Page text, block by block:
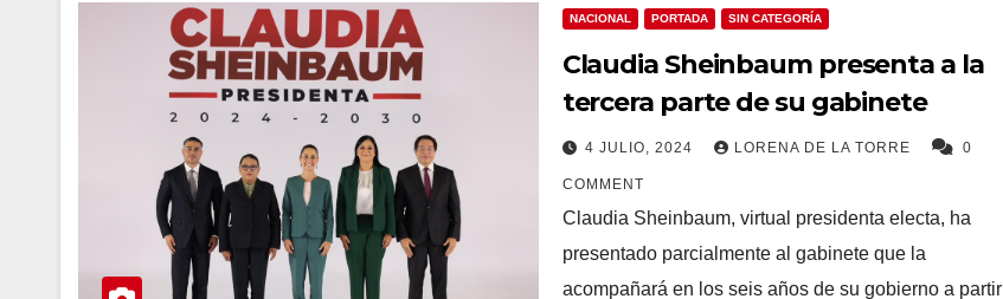
NACIONAL PORTADA SIN CATEGORÍA
Claudia Sheinbaum presenta a la
tercera parte de su gabinete
4 JULIO, 2024 LORENA DE LA TORRE 0
COMMENT
Claudia Sheinbaum, virtual presidenta electa, ha
presentado parcialmente al gabinete que la
acompañará en los seis años de su gobierno a partir